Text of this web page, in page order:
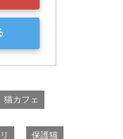
猫カフェ
保護猫